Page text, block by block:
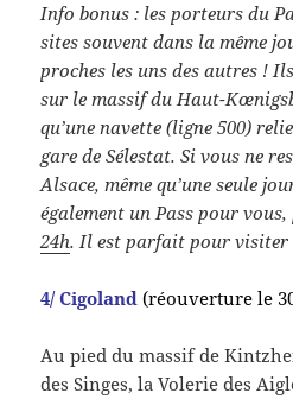
Info bonus : les porteurs du
sites souvent dans la même
proches les uns des autres !
sur le massif du Haut-
qu’une navette (ligne 500)
gare de Sélestat. Si vous ne
Alsace, même qu’une seule
également un Pass pour
24h. Il est parfait pour visiter
4/ Cigoland(réouverture le
Au pied du massif de
des Singes, la Volerie des